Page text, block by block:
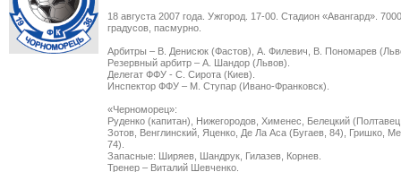
18 августа 2007 года. Ужгород. 17-00. Стадион «Авангард».
градусов, пасмурно.
Арбитры – В. Денисюк (Фастов), А. Филевич, В. Пономарев
Резервный арбитр – А. Шандор (Львов).
Делегат ФФУ - С. Сирота (Киев).
Инспектор ФФУ – М. Ступар (Ивано-Франковск).
«Черноморец»:
Руденко (капитан), Нижегородов, Хименес, Белецкий
Зотов, Венглинский, Яценко, Де Ла Аса (Бугаев, 84), Гришко,
74).
Запасные: Ширяев, Шандрук, Гилазев, Корнев.
Тренер – Виталий Шевченко.